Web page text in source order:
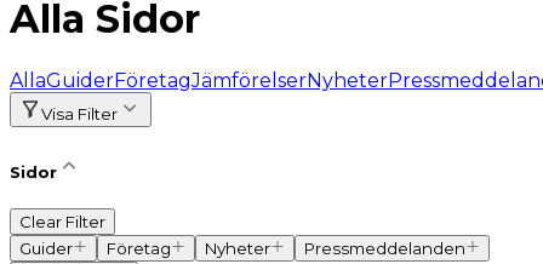
Alla Sidor
AllaGuiderFöretagJämförelserNyheter
Visa Filter
Sidor
Clear Filter
Guider
Företag Nyheter
Pressmeddelanden